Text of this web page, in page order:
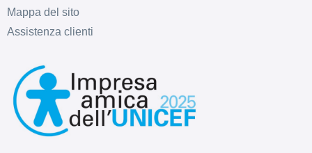
D C
Mappa del sito
Assistenza clienti